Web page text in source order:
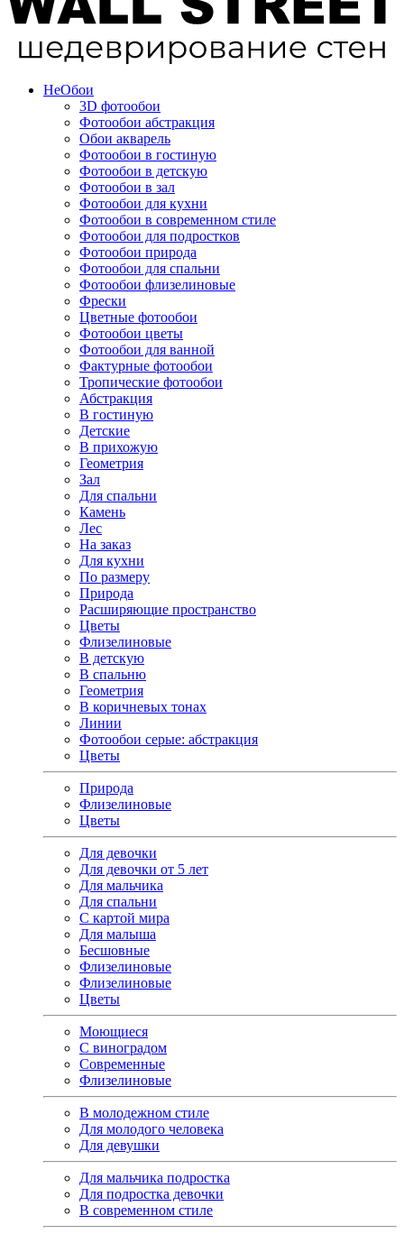
НеОбои
3D фотообои
Фотообои абстракция
Обои акварель
Фотообои в гостиную
Фотообои в детскую
Фотообои в зал
Фотообои для кухни
Фотообои в современном стиле
Фотообои для подростков
Фотообои природа
Фотообои для спальни
Фотообои флизелиновые
Фрески
Цветные фотообои
Фотообои цветы
Фотообои для ванной
Фактурные фотообои
Тропические фотообои
Абстракция
В гостиную
Детские
В прихожую
Геометрия
Зал
Для спальни
Камень
Лес
На заказ
Для кухни
По размеру
Природа
Расширяющие пространство
Цветы
Флизелиновые
В детскую
В спальню
Геометрия
В коричневых тонах
Линии
Фотообои серые: абстракция
Цветы
Природа
Флизелиновые
Цветы
Для девочки
Для девочки от 5 лет
Для мальчика
Для спальни
С картой мира
Для малыша
Бесшовные
Флизелиновые
Флизелиновые
Цветы
Моющиеся
С виноградом
Современные
Флизелиновые
В молодежном стиле
Для молодого человека
Для девушки
Для мальчика подростка
Для подростка девочки
В современном стиле